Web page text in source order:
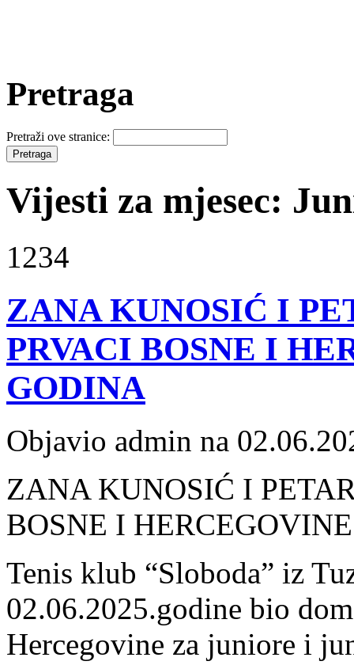
Pretraga
Pretraži ove stranice:
Vijesti za mjesec:
1234
ZANA KUNOSIĆ I
PRVACI BOSNE I
GODINA
Objavio admin na
ZANA KUNOSIĆ I
BOSNE I
Tenis klub “Sloboda” iz
02.06.2025.godine bio
Hercegovine za juniore i